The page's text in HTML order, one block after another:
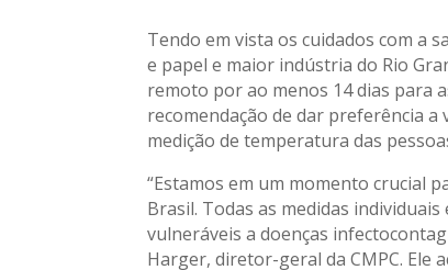
Tendo em vista os cuidados com a
e papel e maior indústria do Rio
remoto por ao menos 14 dias para
recomendação de dar preferência
medição de temperatura das
“Estamos em um momento crucial
Brasil. Todas as medidas
vulneráveis a doenças
Harger, diretor-geral da CMPC. Ele